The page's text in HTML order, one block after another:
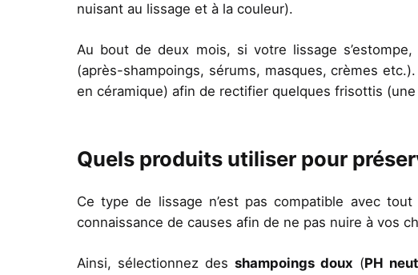
nuisant au lissage et à la couleur).
Au bout de deux mois, si votre lissage s’estompe,
(après-shampoings, sérums, masques, crèmes
en céramique) afin de rectifier quelques frisottis
Quels produits utiliser pour
Ce type de lissage n’est pas compatible avec
connaissance de causes afin de ne pas nuire à vos
Ainsi, sélectionnez des shampoings doux (PH